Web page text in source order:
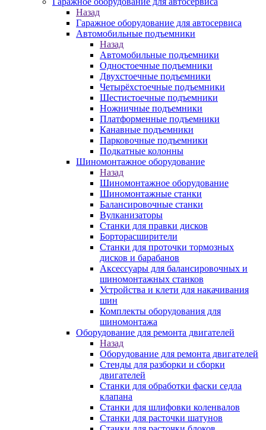
Назад
Гаражное оборудование для автосервиса
Автомобильные подъемники
Назад
Автомобильные подъемники
Одностоечные подъемники
Двухстоечные подъемники
Четырёхстоечные подъемники
Шестистоечные подъемники
Ножничные подъемники
Платформенные подъемники
Канавные подъемники
Парковочные подъемники
Подкатные колонны
Шиномонтажное оборудование
Назад
Шиномонтажное оборудование
Шиномонтажные станки
Балансировочные станки
Вулканизаторы
Станки для правки дисков
Борторасширители
Станки для проточки тормозных
дисков и барабанов
Аксессуары для балансировочных и
шиномонтажных станков
Устройства и клети для накачивания
шин
Комплекты оборудования для
шиномонтажа
Оборудование для ремонта двигателей
Назад
Оборудование для ремонта двигателей
Стенды для разборки и сборки
двигателей
Станки для обработки фаски седла
клапана
Станки для шлифовки коленвалов
Станки для расточки шатунов